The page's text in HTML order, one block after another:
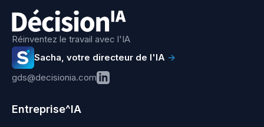
Réinventez le travail avec l'IA
Sacha, votre directeur de l'IA →
gds@decisionia.com
Entreprise^IA